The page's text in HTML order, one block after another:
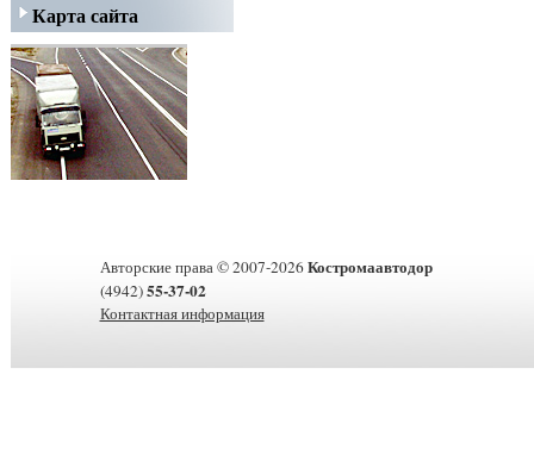
Карта сайта
Авторские права © 2007-2026Костромаавтодор
(4942)55-37-02
Контактная информация